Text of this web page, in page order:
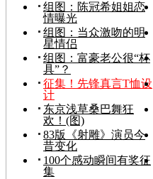
组图：陈冠希姐姐恋
情曝光
组图：当众激吻的明
星情侣
组图：富豪老公很“杯
具”？
征集！先锋真言T恤设
计
东京浅草桑巴舞狂
欢！(图)
83版《射雕》演员今
昔变化
100个感动瞬间有奖征
集